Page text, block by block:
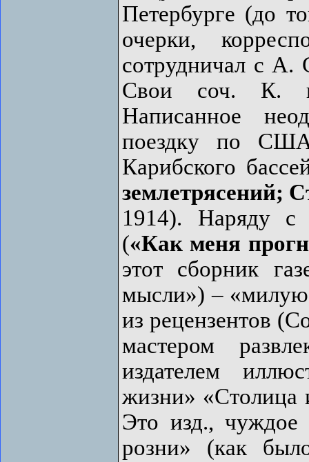
Петербурге (до
очерки,
сотрудничал с А.
Свои соч. К.
Написанное
поездку по
Карибского
землетрясений;
1914). Наряду с
(«Как меня
этот сборник
мысли») – «милую
из рецензентов
мастером
издателем
жизни» «Столица
Это изд., чуждое
розни» (как